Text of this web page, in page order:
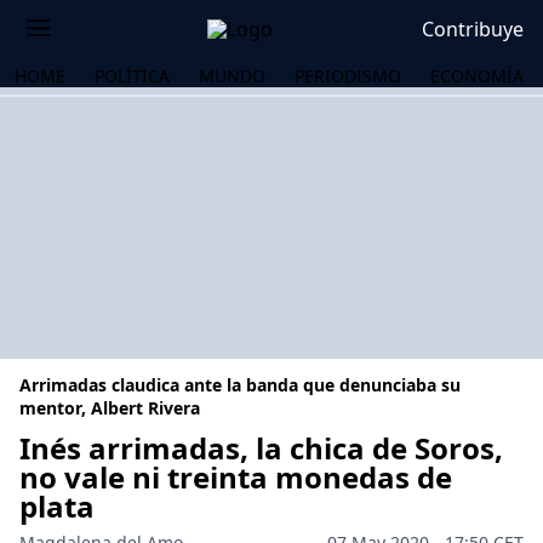
Contribuye
HOME POLÍTICA MUNDO PERIODISMO ECONOMÍA
Arrimadas claudica ante la banda que denunciaba su
mentor, Albert Rivera
Inés arrimadas, la chica de Soros,
no vale ni treinta monedas de
plata